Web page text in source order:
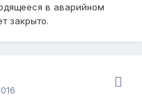
в аварийном
закрыто.